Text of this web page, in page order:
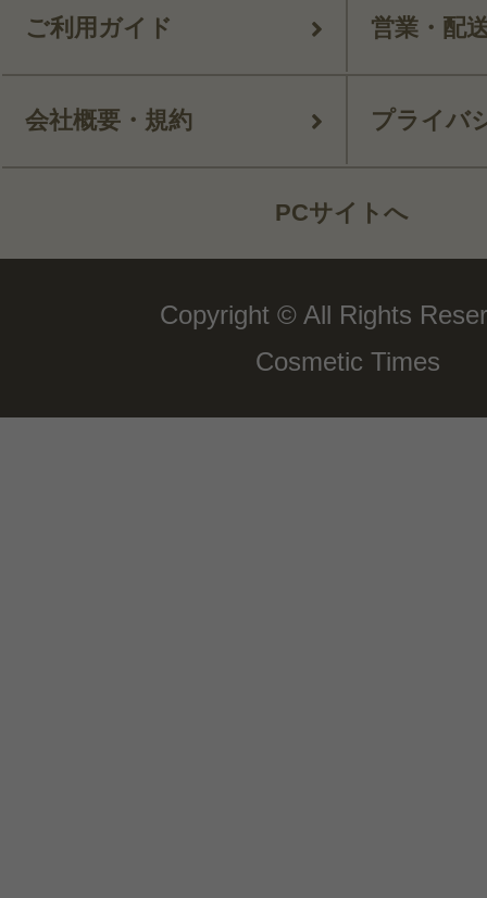
ご利用ガイド 営業・配
会社概要・規約 プライバ
PCサイトへ
Copyright © All Rights
Cosmetic Times